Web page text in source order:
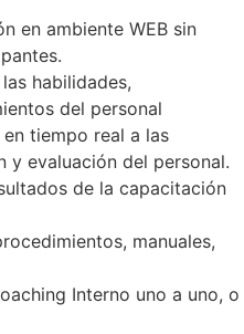
en ambiente WEB sin
habilidades,
del personal
tiempo real a las
y evaluación del personal.
de la capacitación
manuales,
Interno uno a uno, o